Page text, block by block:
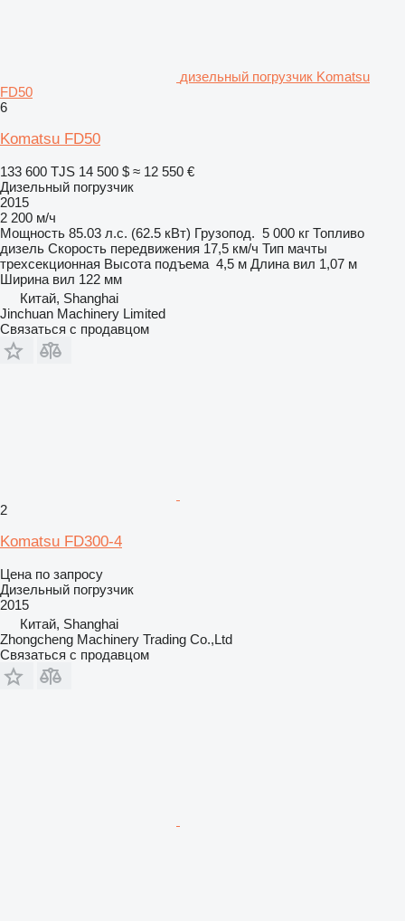
дизельный погрузчик Komatsu
FD50
6
Komatsu FD50
133 600 TJS 14 500 $ ≈ 12 550 €
Дизельный погрузчик
2015
2 200 м/ч
Мощность 85.03 л.с. (62.5 кВт) Грузопод. 5 000 кг Топливо
дизель Скорость передвижения 17,5 км/ч Тип мачты
трехсекционная Высота подъема 4,5 м Длина вил 1,07 м
Ширина вил 122 мм
Китай, Shanghai
Jinchuan Machinery Limited
Связаться с продавцом
2
Komatsu FD300-4
Цена по запросу
Дизельный погрузчик
2015
Китай, Shanghai
Zhongcheng Machinery Trading Co.,Ltd
Связаться с продавцом